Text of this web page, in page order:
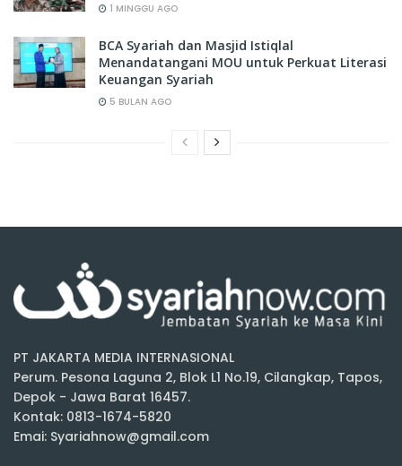
1 MINGGU AGO
BCA Syariah dan Masjid Istiqlal
Menandatangani MOU untuk Perkuat Literasi
Keuangan Syariah
5 BULAN AGO
PT JAKARTA MEDIA INTERNASIONAL
Perum. Pesona Laguna 2, Blok L1 No.19, Cilangkap, Tapos,
Depok - Jawa Barat 16457.
Kontak: 0813-1674-5820
Emai: Syariahnow@gmail.com